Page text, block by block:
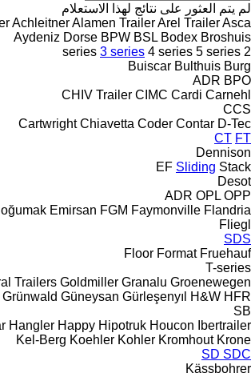
لم يتم العثور على نتائج لهذا الاستعلام
AchleitnerAlamen TrailerArel TrailerAsca
Aydeniz Dorse BPW BSL Bodex Broshuis
2 series
3 series 4 series 5 series
Buiscar Bulthuis Burg
ADR BPO
CHIV Trailer CIMC Cardi Carnehl
CCS
Cartwright Chiavetta Coder Contar D-Tec
CT FT
Dennison
EF Sliding Stack
Desot
ADR OPL OPP
Emirsan FGM Faymonville Flandria
Fliegl
SDS
Floor Format Fruehauf
T-series
Trailers Goldmiller Granalu Groenewegen
Grünwald Güneysan Gürleşenyıl H&W HFR
SB
Hangler Happy Hipotruk Houcon
Ibertrailer
Kel-Berg Koehler Kohler Kromhout Krone
SD SDC
Kässbohrer